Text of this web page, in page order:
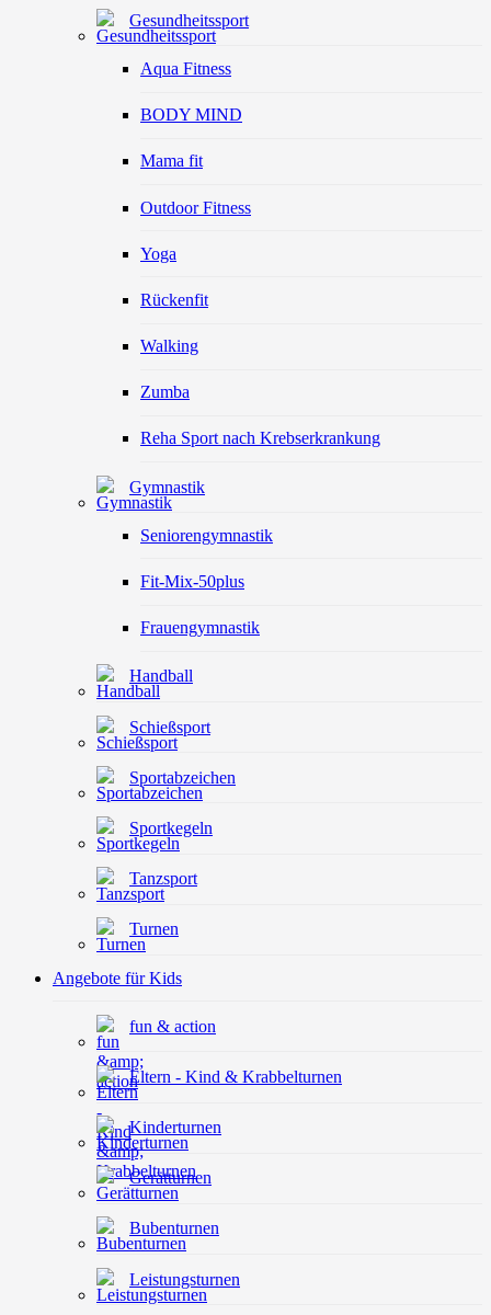
Gesundheitssport
Aqua Fitness
BODY MIND
Mama fit
Outdoor Fitness
Yoga
Rückenfit
Walking
Zumba
Reha Sport nach Krebserkrankung
Gymnastik
Seniorengymnastik
Fit-Mix-50plus
Frauengymnastik
Handball
Schießsport
Sportabzeichen
Sportkegeln
Tanzsport
Turnen
Angebote für Kids
fun & action
Eltern - Kind & Krabbelturnen
Kinderturnen
Gerätturnen
Bubenturnen
Leistungsturnen